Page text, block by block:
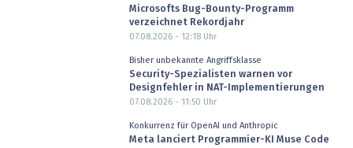
Microsofts Bug-Bounty-Programm
verzeichnet Rekordjahr
07.08.2026 - 12:18Uhr
Bisher unbekannte Angriffsklasse
Security-Spezialisten warnen vor
Designfehler in NAT-Implementierungen
07.08.2026 - 11:50 Uhr
Konkurrenz für OpenAI und Anthropic
Meta lanciert Programmier-KI Muse Code